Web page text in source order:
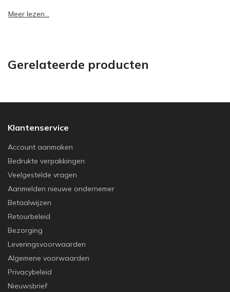
Meer lezen...
Gerelateerde producten
Klantenservice
Account aanmaken
Bedrukte verpakkingen
Veelgestelde vragen
Aanmelden nieuwe ondernemer
Betaalwijzen
Retourbeleid
Bezorging
Leveringsvoorwaarden
Algemene voorwaarden
Privacybeleid
Nieuwsbrief